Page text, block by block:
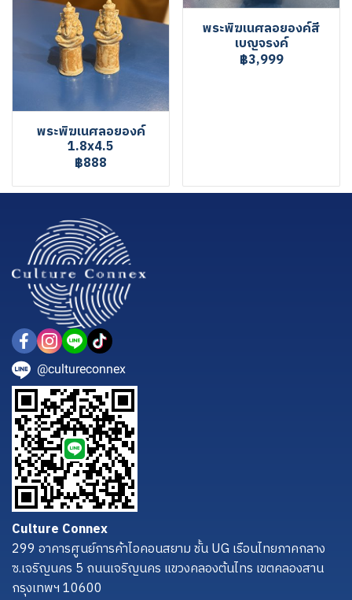
พระพิฆเนศลอยองค์
1.8x4.5
฿888
พระพิฆเนศลอยองค์สี
เบญจรงค์
฿3,999
@cultureconnex
Culture Connex
299 อาคารศูนย์การค้าไอคอนสยาม ชั้น UG เรือนไทยภาคกลาง
ซ.เจริญนคร 5 ถนนเจริญนคร แขวงคลองต้นไทร เขตคลองสาน
กรุงเทพฯ 10600